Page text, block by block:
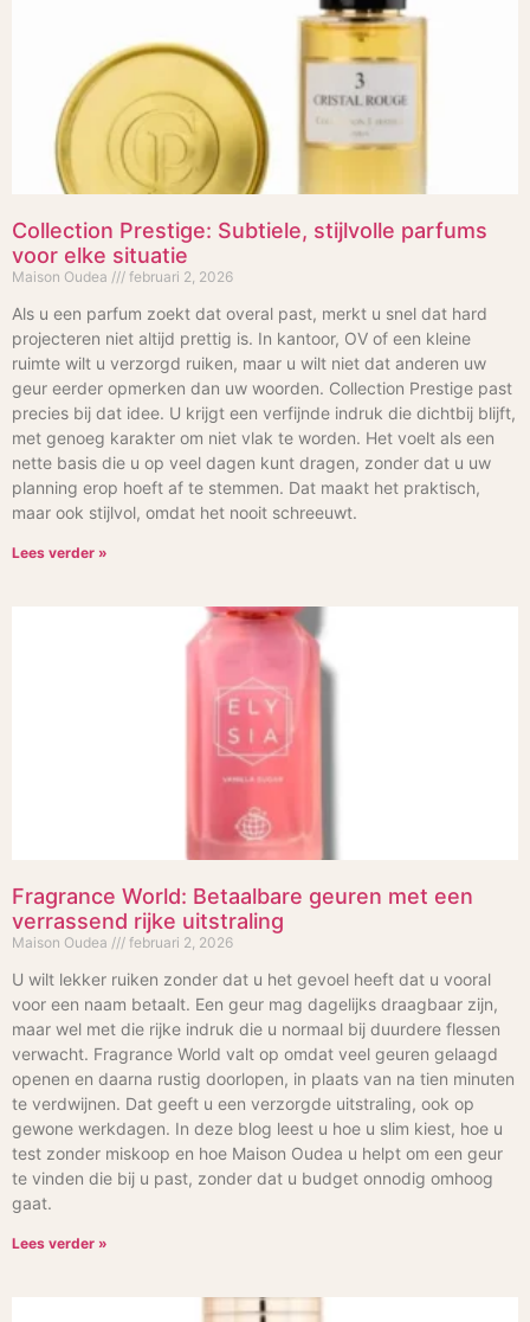
Collection Prestige: Subtiele, stijlvolle parfums
voor elke situatie
Maison Oudea februari 2, 2026
Als u een parfum zoekt dat overal past, merkt u snel dat hard
projecteren niet altijd prettig is. In kantoor, OV of een kleine
ruimte wilt u verzorgd ruiken, maar u wilt niet dat anderen uw
geur eerder opmerken dan uw woorden. Collection Prestige past
precies bij dat idee. U krijgt een verfijnde indruk die dichtbij blijft,
met genoeg karakter om niet vlak te worden. Het voelt als een
nette basis die u op veel dagen kunt dragen, zonder dat u uw
planning erop hoeft af te stemmen. Dat maakt het praktisch,
maar ook stijlvol, omdat het nooit schreeuwt.
Lees verder »
Fragrance World: Betaalbare geuren met een
verrassend rijke uitstraling
Maison Oudea februari 2, 2026
U wilt lekker ruiken zonder dat u het gevoel heeft dat u vooral
voor een naam betaalt. Een geur mag dagelijks draagbaar zijn,
maar wel met die rijke indruk die u normaal bij duurdere flessen
verwacht. Fragrance World valt op omdat veel geuren gelaagd
openen en daarna rustig doorlopen, in plaats van na tien minuten
te verdwijnen. Dat geeft u een verzorgde uitstraling, ook op
gewone werkdagen. In deze blog leest u hoe u slim kiest, hoe u
test zonder miskoop en hoe Maison Oudea u helpt om een geur
te vinden die bij u past, zonder dat u budget onnodig omhoog
gaat.
Lees verder »